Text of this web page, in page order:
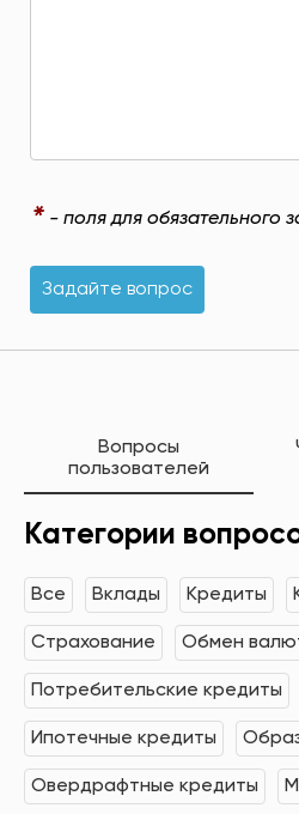
* - поля для обязательного
Задайте вопрос
Вопросы
пользователей
Категории
Все Вклады Кредиты
Страхование Обмен
Потребительские кредиты
Ипотечные кредиты
Овердрафтные кредиты